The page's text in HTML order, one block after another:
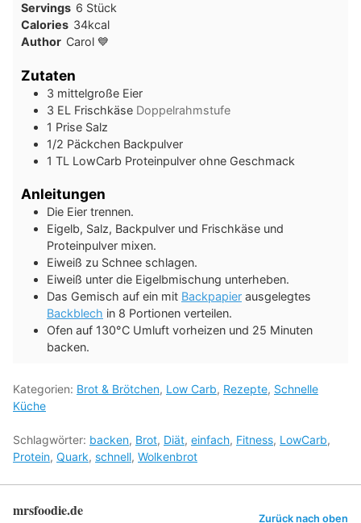
Servings 6 Stück
Calories 34kcal
Author Carol 💙
Zutaten
3 mittelgroße Eier
3 EL Frischkäse Doppelrahmstufe
1 Prise Salz
1/2 Päckchen Backpulver
1 TL LowCarb Proteinpulver ohne Geschmack
Anleitungen
Die Eier trennen.
Eigelb, Salz, Backpulver und Frischkäse und
Proteinpulver mixen.
Eiweiß zu Schnee schlagen.
Eiweiß unter die Eigelbmischung unterheben.
Das Gemisch auf ein mit Backpapier ausgelegtes
Backblech in 8 Portionen verteilen.
Ofen auf 130°C Umluft vorheizen und 25 Minuten
backen.
Kategorien: Brot & Brötchen, Low Carb, Rezepte, Schnelle
Küche
Schlagwörter: backen, Brot, Diät, einfach, Fitness, LowCarb,
Protein, Quark, schnell, Wolkenbrot
mrsfoodie.de Zurück nach oben